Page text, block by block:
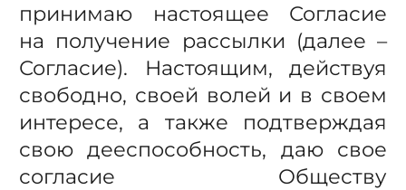
принимаю настоящее Согласие
на получение рассылки (далее –
Согласие). Настоящим, действуя
свободно, своей волей и в своем
интересе, а также подтверждая
свою дееспособность, даю свое
согласие Обществу